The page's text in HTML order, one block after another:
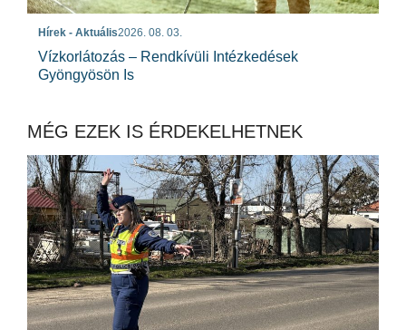
Hírek - Aktuális2026. 08. 03.
Vízkorlátozás – Rendkívüli Intézkedések
Gyöngyösön Is
MÉG EZEK IS ÉRDEKELHETNEK